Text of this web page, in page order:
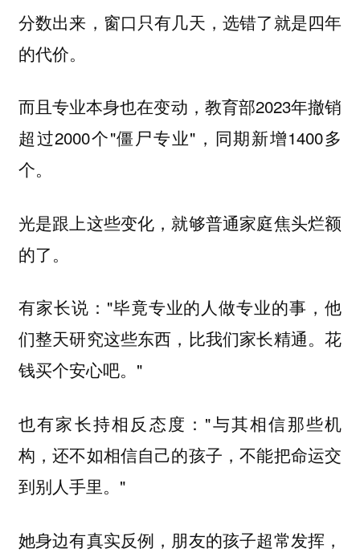
分数出来，窗口只有几天，选错了就是四年
的代价。
而且专业本身也在变动，教育部2023年撤销
超过2000个"僵尸专业"，同期新增1400多
个。
光是跟上这些变化，就够普通家庭焦头烂额
的了。
有家长说："毕竟专业的人做专业的事，他
们整天研究这些东西，比我们家长精通。花
钱买个安心吧。"
也有家长持相反态度："与其相信那些机
构，还不如相信自己的孩子，不能把命运交
到别人手里。"
她身边有真实反例，朋友的孩子超常发挥，